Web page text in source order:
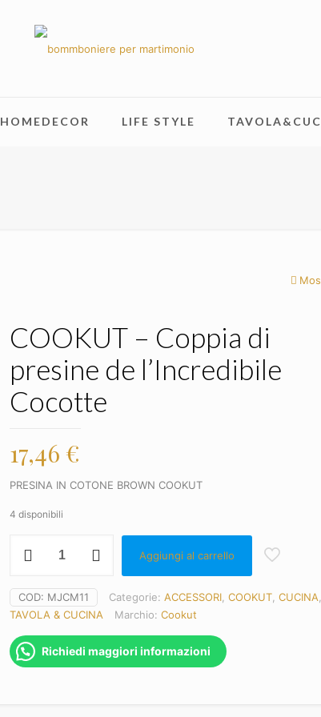
HOMEDECOR LIFE STYLE
COOKUT – Coppia di
presine de l’Incredibile
Cocotte
17,46 €
PRESINA IN COTONE BROWN COOKUT
4 disponibili
di
presine
l'Incredibile
Cocotte
Aggiungi al carrello
COD: MJCM11 Categorie:ACCESSORI,COOKUT,CUCINA,
TAVOLA & CUCINA
Marchio:Cookut
Richiedi maggiori informazioni